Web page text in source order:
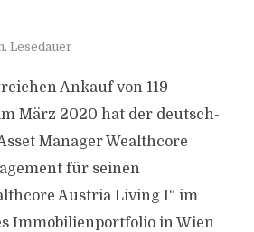
Lesedauer
Ankauf von 119
März 2020 hat der deutsch-
Manager Wealthcore
für seinen
Austria Living I“ im
Immobilienportfolio in Wien